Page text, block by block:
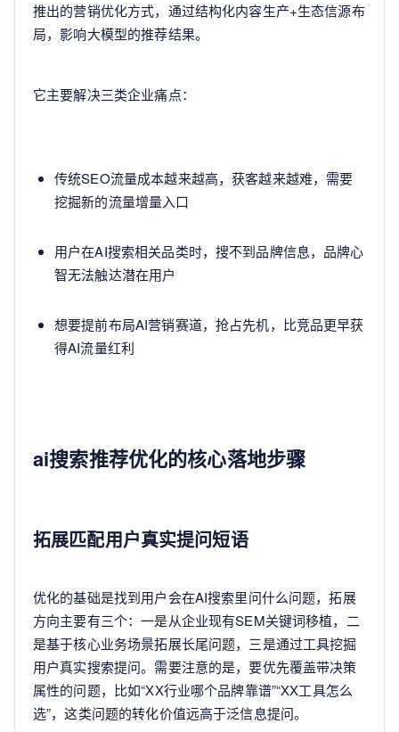
推出的营销优化方式，通过结构化内容生产+生态信源布
局，影响大模型的推荐结果。
它主要解决三类企业痛点：
传统SEO流量成本越来越高，获客越来越难，需要
挖掘新的流量增量入口
用户在AI搜索相关品类时，搜不到品牌信息，品牌心
智无法触达潜在用户
想要提前布局AI营销赛道，抢占先机，比竞品更早获
得AI流量红利
ai搜索推荐优化的核心落地步骤
拓展匹配用户真实提问短语
优化的基础是找到用户会在AI搜索里问什么问题，拓展
方向主要有三个：一是从企业现有SEM关键词移植，二
是基于核心业务场景拓展长尾问题，三是通过工具挖掘
用户真实搜索提问。需要注意的是，要优先覆盖带决策
属性的问题，比如“XX行业哪个品牌靠谱”“XX工具怎么
选”，这类问题的转化价值远高于泛信息提问。